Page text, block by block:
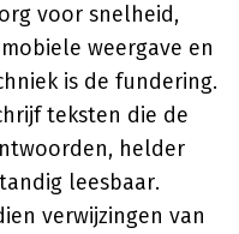
voor snelheid,
weergave en
is de fundering.
teksten die de
helder
leesbaar.
verwijzingen van